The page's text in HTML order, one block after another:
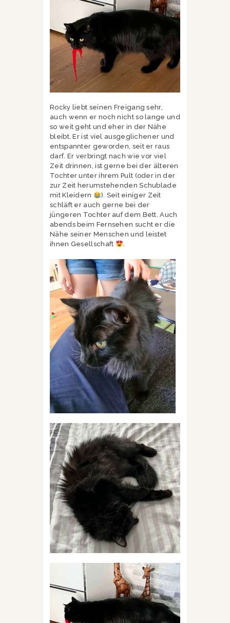
Rocky liebt seinen Freigang sehr,
auch wenn er noch nicht so lange und
so weit geht und eher in der Nähe
bleibt. Er ist viel ausgeglichener und
entspannter geworden, seit er raus
darf. Er verbringt nach wie vor viel
Zeit drinnen, ist gerne bei der älteren
Tochter unter ihrem Pult (oder in der
zur Zeit herumstehenden Schublade
mit Kleidern
). Seit einiger Zeit
schläft er auch gerne bei der
jüngeren Tochter auf dem Bett. Auch
abends beim Fernsehen sucht er die
Nähe seiner Menschen und leistet
ihnen Gesellschaft
.